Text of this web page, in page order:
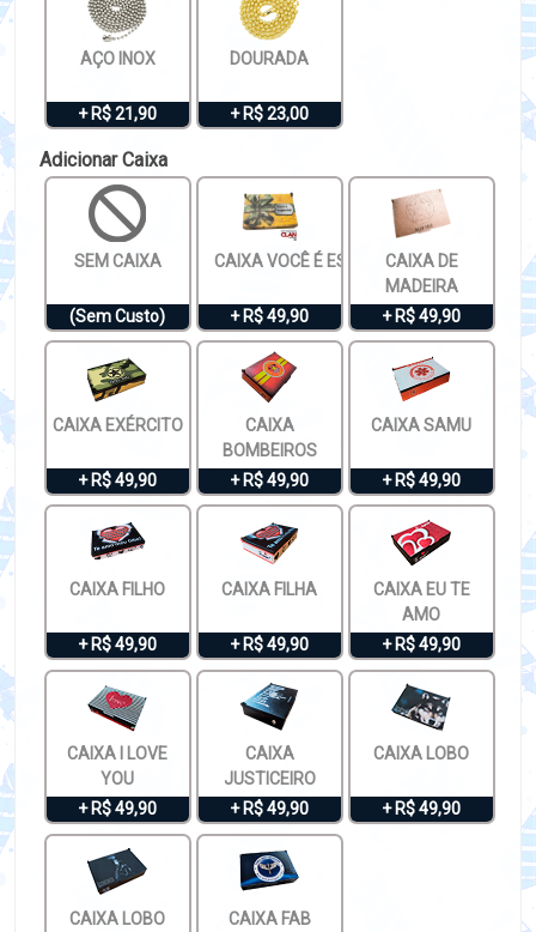
AÇO INOX
+ R$ 21,90
DOURADA
+ R$ 23,00
Adicionar Caixa
SEM CAIXA
(Sem Custo)
CAIXA VOCÊ É ESPECIAL
+ R$ 49,90
CAIXA DE
MADEIRA
+ R$ 49,90
CAIXA EXÉRCITO
+ R$ 49,90
CAIXA
BOMBEIROS
+ R$ 49,90
CAIXA SAMU
+ R$ 49,90
CAIXA FILHO
+ R$ 49,90
CAIXA FILHA
+ R$ 49,90
CAIXA EU TE
AMO
+ R$ 49,90
CAIXA I LOVE
YOU
+ R$ 49,90
CAIXA
JUSTICEIRO
+ R$ 49,90
CAIXA LOBO
+ R$ 49,90
CAIXA LOBO
CAIXA FAB